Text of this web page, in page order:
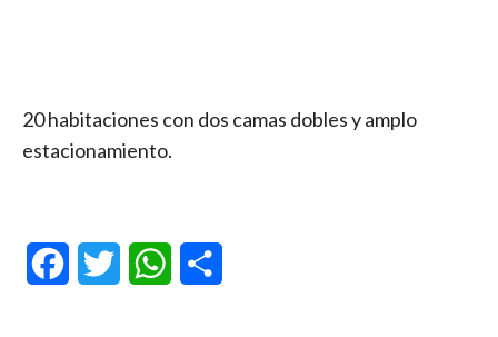
20 habitaciones con dos camas dobles y amplo
estacionamiento.
FacebookTwitter WhatsApp